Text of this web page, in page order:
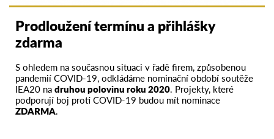
Prodloužení termínu a přihlášky
zdarma
S ohledem na současnou situaci v řadě firem, způsobenou
pandemií COVID-19, odkládáme nominační období soutěže
IEA20 nadruhou polovinu roku 2020. Projekty, které
podporují boj proti COVID-19 budou mít nominace
ZDARMA.